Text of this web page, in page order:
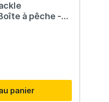
à pêche -
panier